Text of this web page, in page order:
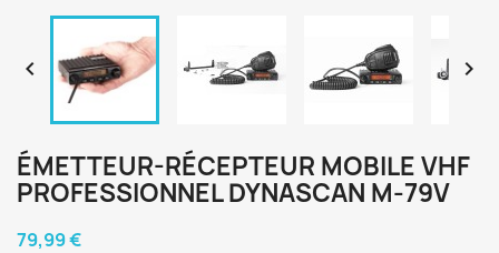
 
ÉMETTEUR-RÉCEPTEUR MOBILE VHF
PROFESSIONNEL DYNASCAN M-79V
79,99 €